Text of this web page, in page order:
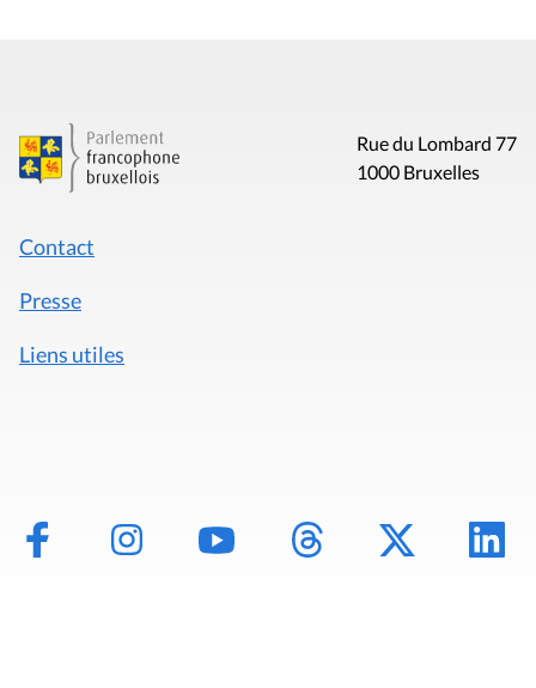
Rue du Lombard 77
1000 Bruxelles
Contact
Presse
Liens utiles